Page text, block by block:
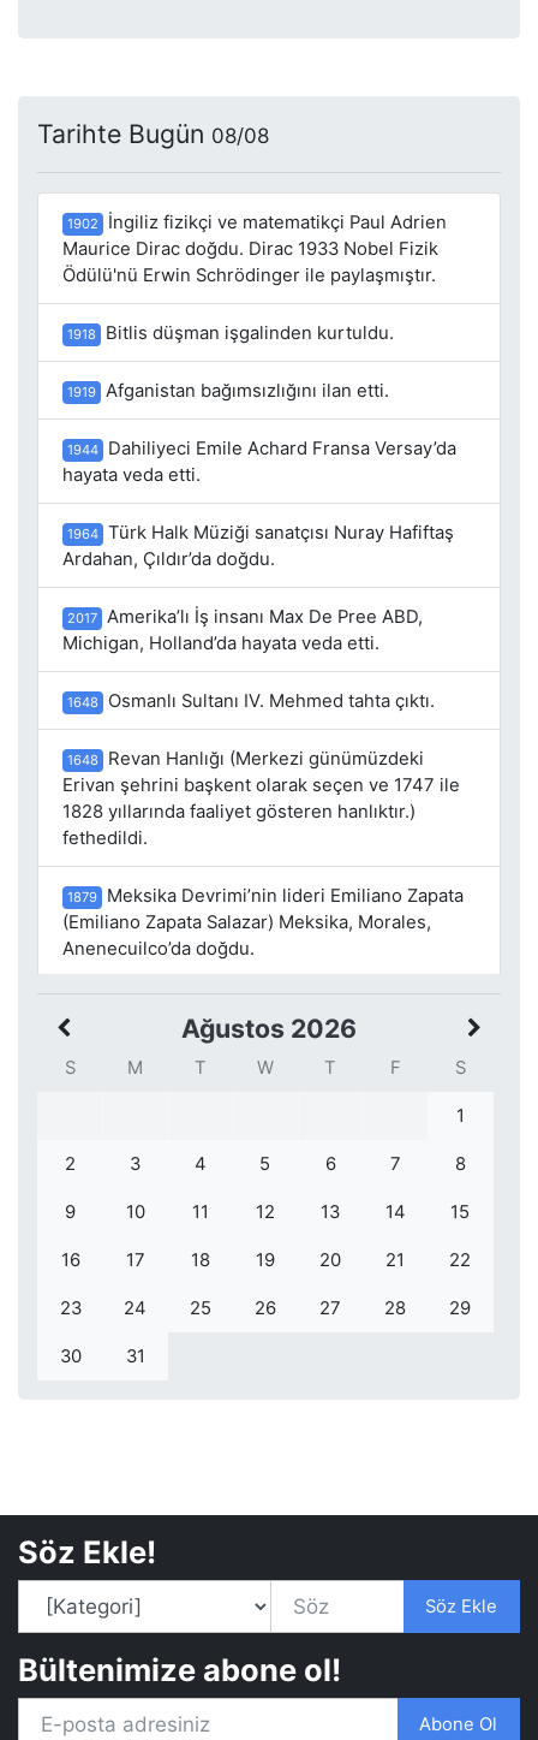
Tarihte Bugün 08/08
1902
İngiliz fizikçi ve matematikçi Paul Adrien
Maurice Dirac doğdu. Dirac 1933 Nobel Fizik
Ödülü'nü Erwin Schrödinger ile paylaşmıştır.
1918 Bitlis düşman işgalinden kurtuldu.
1919 Afganistan bağımsızlığını ilan etti.
1944
Dahiliyeci Emile Achard Fransa Versay’da
hayata veda etti.
1964 Türk Halk Müziği sanatçısı Nuray Hafiftaş
Ardahan, Çıldır’da doğdu.
2017 Amerika’lı İş insanı Max De Pree ABD,
Michigan, Holland’da hayata veda etti.
1648 Osmanlı Sultanı IV. Mehmed tahta çıktı.
1648
Revan Hanlığı (Merkezi günümüzdeki
Erivan şehrini başkent olarak seçen ve 1747 ile
1828 yıllarında faaliyet gösteren hanlıktır.)
fethedildi.
1879
Meksika Devrimi’nin lideri Emiliano Zapata
(Emiliano Zapata Salazar) Meksika, Morales,
Anenecuilco’da doğdu.
Ağustos 2026
S M T W T F S
1
2 3 4 5 6 7 8
9 10 11 12 13 14 15
16 17 18 19 20 21 22
23 24 25 26 27 28 29
30 31
Söz Ekle!
Söz Ekle
Bültenimize abone ol!
Abone Ol